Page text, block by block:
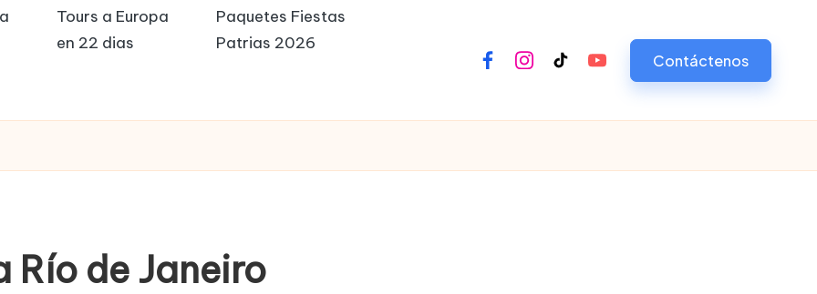
Tours a Europa
en 22 dias
Paquetes Fiestas
Patrias 2026
FacebookInstagram
TiktokYoutube Contáctenos
de Janeiro